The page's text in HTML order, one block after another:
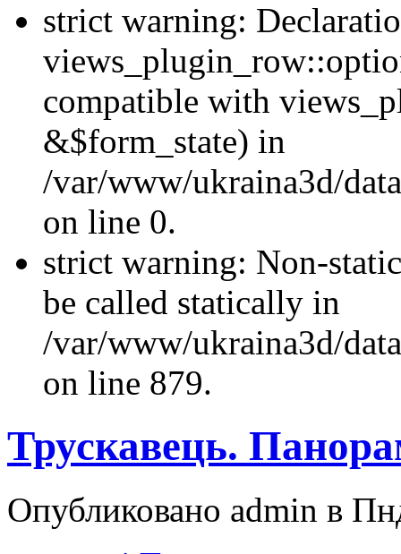
strict warning:
compatible with
&$form_state) in
/var/www/ukraina3d/
on line 0.
strict warning: Non-
be called statically in
/var/www/ukraina3d/
on line 879.
Трускавець.
Опубликовано admin в